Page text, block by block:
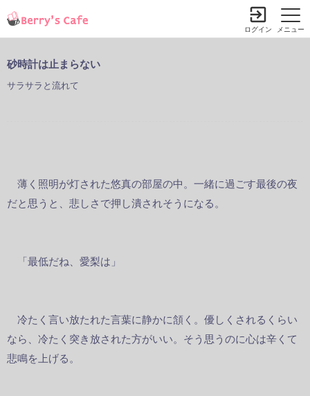
メニュー
ログイン
砂時計は止まらない
サラサラと流れて
薄く照明が灯された悠真の部屋の中。一緒に過ごす最後の夜
だと思うと、悲しさで押し潰されそうになる。
「最低だね、愛梨は」
冷たく言い放たれた言葉に静かに頷く。優しくされるくらい
なら、冷たく突き放された方がいい。そう思うのに心は辛くて
悲鳴を上げる。